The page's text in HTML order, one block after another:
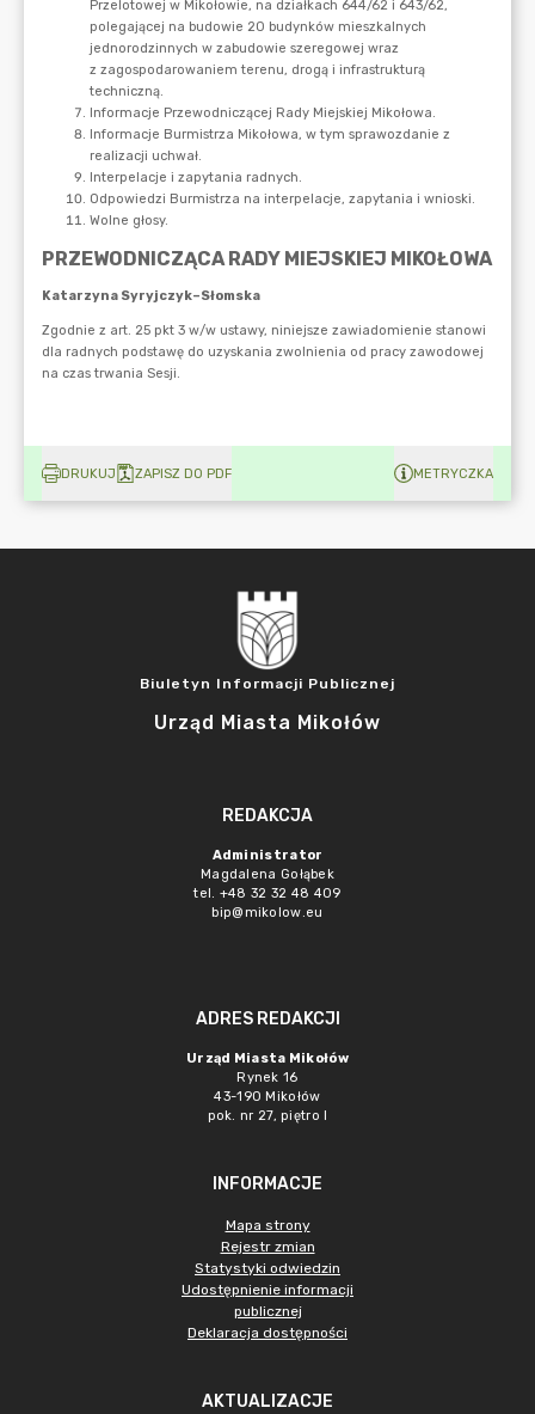
DRUKUJ ZAPISZ DO PDF METRYCZKA
Biuletyn Informacji Publicznej
Urząd Miasta Mikołów
REDAKCJA
Administrator
Magdalena Gołąbek
tel. +48 32 32 48 409
bip@mikolow.eu
ADRES REDAKCJI
Urząd Miasta Mikołów
Rynek 16
43-190 Mikołów
pok. nr 27, piętro I
INFORMACJE
Mapa strony
Rejestr zmian
Statystyki odwiedzin
Udostępnienie informacji
publicznej
Deklaracja dostępności
AKTUALIZACJE